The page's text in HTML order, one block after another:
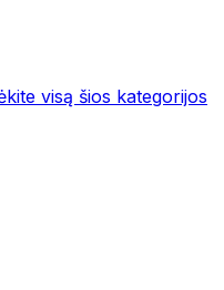
visą šios kategorijos